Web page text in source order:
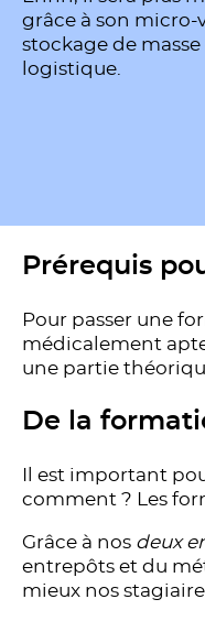
grâce à son micro-
stockage de
logistique.
Prérequis
Pour passer une
médicalement
une partie
De la
Il est important
comment ? Les
Grâce à nos deux
entrepôts et du
mieux nos